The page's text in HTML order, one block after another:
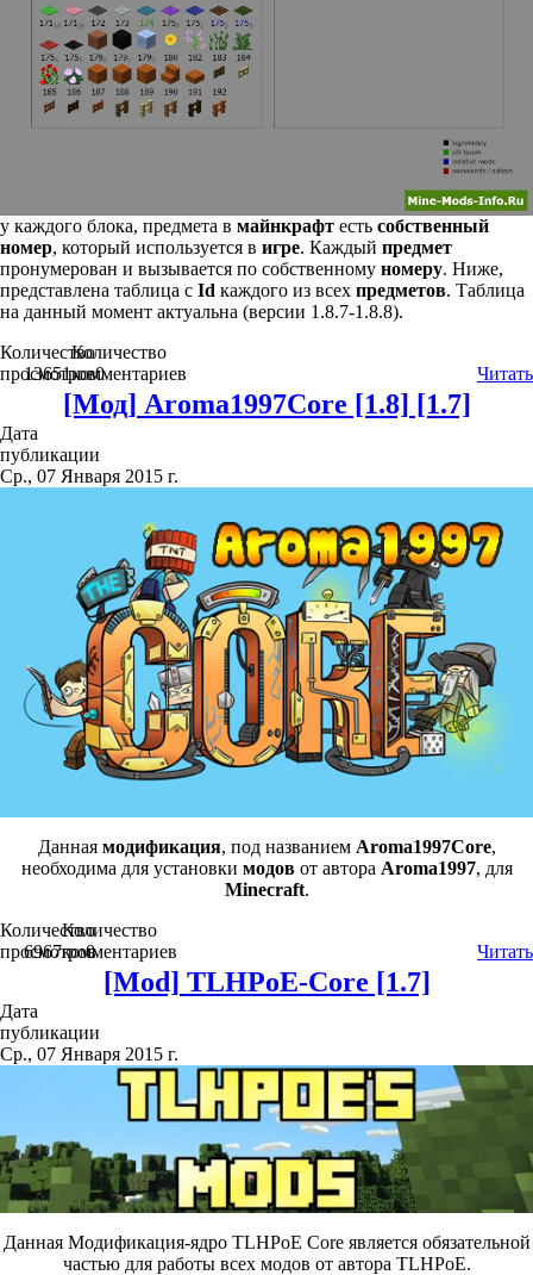
у каждого блока, предмета в майнкрафт есть собственный
номер, который используется в игре. Каждый предмет
пронумерован и вызывается по собственному номеру. Ниже,
представлена таблица с Id каждого из всех предметов. Таблица
на данный момент актуальна (версии 1.8.7-1.8.8).
Количество
просмотров
13651
Количество
комментариев
0 Читать
[Мод] Aroma1997Core [1.8] [1.7]
Дата
публикации
Ср., 07 Января 2015 г.
Данная модификация, под названием Aroma1997Core,
необходима для установки модовот автора Aroma1997, для
Minecraft.
Количество
просмотров
6967
Количество
комментариев
0 Читать
[Mod] TLHPoE-Core [1.7]
Дата
публикации
Ср., 07 Января 2015 г.
Данная Модификация-ядро TLHPoE Core является обязательной
частью для работы всех модов от автора TLHPoE.